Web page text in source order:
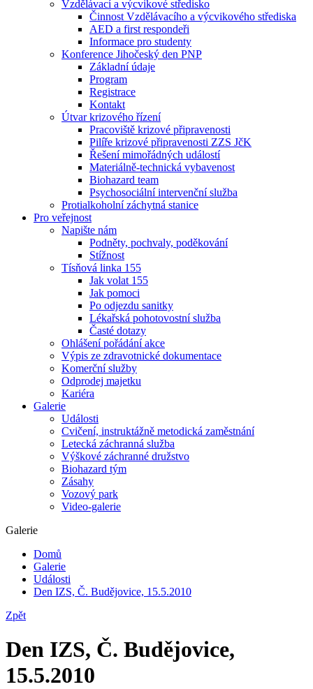
Vzdělávací a výcvikové středisko
Činnost Vzdělávacího a výcvikového střediska
AED a first respondeři
Informace pro studenty
Konference Jihočeský den PNP
Základní údaje
Program
Registrace
Kontakt
Útvar krizového řízení
Pracoviště krizové připravenosti
Pilíře krizové připravenosti ZZS JčK
Řešení mimořádných událostí
Materiálně-technická vybavenost
Biohazard team
Psychosociální intervenční služba
Protialkoholní záchytná stanice
Pro veřejnost
Napište nám
Podněty, pochvaly, poděkování
Stížnost
Tísňová linka 155
Jak volat 155
Jak pomoci
Po odjezdu sanitky
Lékařská pohotovostní služba
Časté dotazy
Ohlášení pořádání akce
Výpis ze zdravotnické dokumentace
Komerční služby
Odprodej majetku
Kariéra
Galerie
Události
Cvičení, instruktážně metodická zaměstnání
Letecká záchranná služba
Výškové záchranné družstvo
Biohazard tým
Zásahy
Vozový park
Video-galerie
Galerie
Domů
Galerie
Události
Den IZS, Č. Budějovice, 15.5.2010
Zpět
Den IZS, Č. Budějovice,
15.5.2010